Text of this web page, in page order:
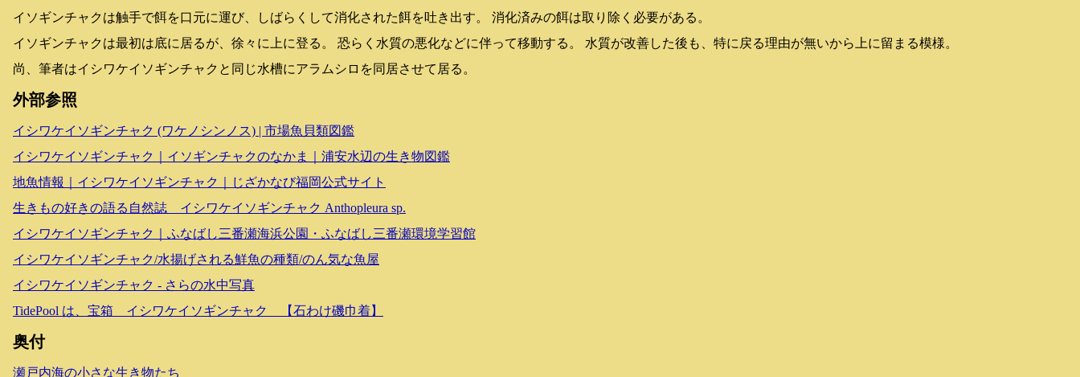
イソギンチャクは触手で餌を口元に運び、しばらくして消化された餌を吐き出す。 消化済みの餌は取り除く必要がある。
イソギンチャクは最初は底に居るが、徐々に上に登る。 恐らく水質の悪化などに伴って移動する。 水質が改善した後も、特に戻る理由が無いから上に留まる模様。
尚、筆者はイシワケイソギンチャクと同じ水槽にアラムシロを同居させて居る。
外部参照
イシワケイソギンチャク (ワケノシンノス) | 市場魚貝類図鑑
イシワケイソギンチャク｜イソギンチャクのなかま｜浦安水辺の生き物図鑑
地魚情報｜イシワケイソギンチャク｜じざかなび福岡公式サイト
生きもの好きの語る自然誌 イシワケイソギンチャク Anthopleura sp.
イシワケイソギンチャク｜ふなばし三番瀬海浜公園・ふなばし三番瀬環境学習館
イシワケイソギンチャク/水揚げされる鮮魚の種類/のん気な魚屋
イシワケイソギンチャク - さらの水中写真
TidePool は、宝箱 イシワケイソギンチャク 【石わけ磯巾着】
奥付
瀬戸内海の小さな生き物たち